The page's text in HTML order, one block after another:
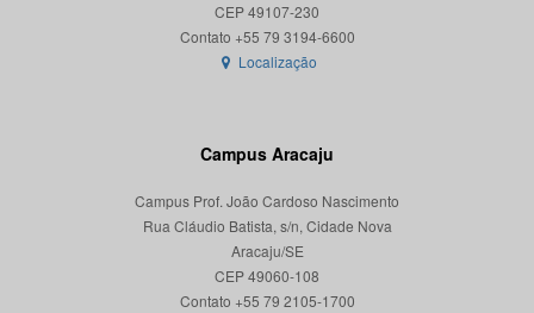
CEP 49107-230
Localização
Campus Aracaju
Campus Prof. João Cardoso Nascimento
Rua Cláudio Batista, s/n, Cidade Nova
Aracaju/SE
CEP 49060-108